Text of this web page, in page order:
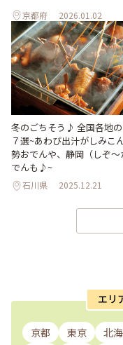
京都府 2026.01.02
冬のごちそう♪ 全国各地
７選~あわび出汁がしみこ
勢おでんや、静岡（しぞ〜
でんも♪~
石川県 2025.12.21
エリ
京都 東京 北